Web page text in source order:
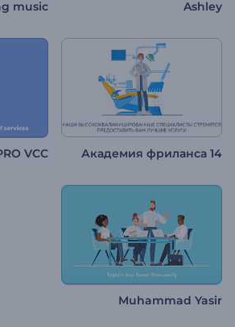
Ashley
music
Академия фриланса 14
VCC
Muhammad Yasir